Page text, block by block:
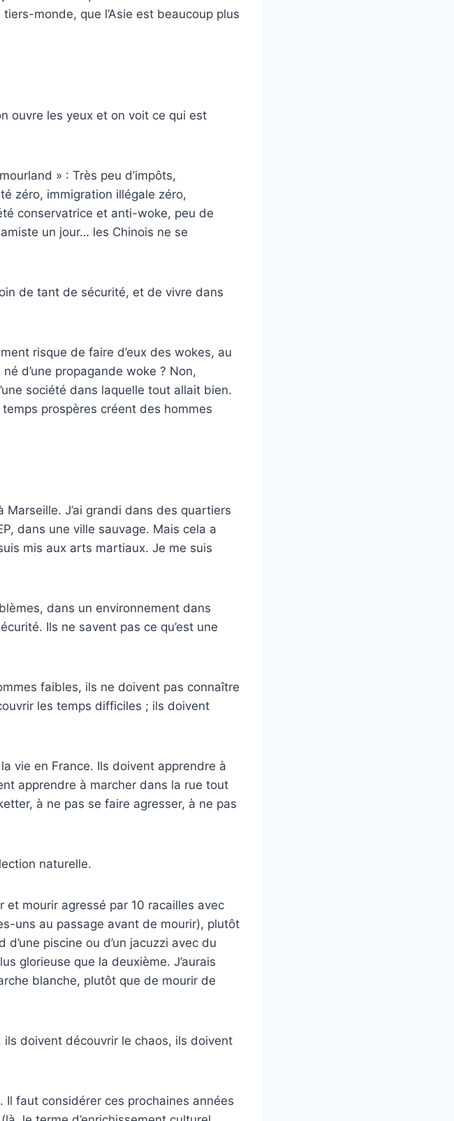
monde, que l’Asie est beaucoup plus
ouvre les yeux et on voit ce qui est
» : Très peu d’impôts,
zéro, immigration illégale zéro,
conservatrice et anti-woke, peu de
un jour… les Chinois ne se
de tant de sécurité, et de vivre dans
risque de faire d’eux des wokes, au
d’une propagande woke ? Non,
société dans laquelle tout allait bien.
temps prospères créent des hommes
J’ai grandi dans des quartiers
dans une ville sauvage. Mais cela a
mis aux arts martiaux. Je me suis
dans un environnement dans
Ils ne savent pas ce qu’est une
faibles, ils ne doivent pas connaître
les temps difficiles ; ils doivent
vie en France. Ils doivent apprendre à
apprendre à marcher dans la rue tout
à ne pas se faire agresser, à ne pas
naturelle.
mourir agressé par 10 racailles avec
uns au passage avant de mourir), plutôt
piscine ou d’un jacuzzi avec du
glorieuse que la deuxième. J’aurais
blanche, plutôt que de mourir de
doivent découvrir le chaos, ils doivent
faut considérer ces prochaines années